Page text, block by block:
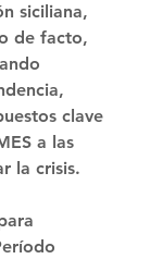
siciliana,
de facto,
clave
a las
la crisis.